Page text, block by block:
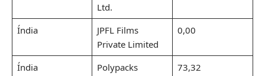
Ltd.
Índia
JPFL Films
Private Limited
0,00
Índia
Polypacks
73,32